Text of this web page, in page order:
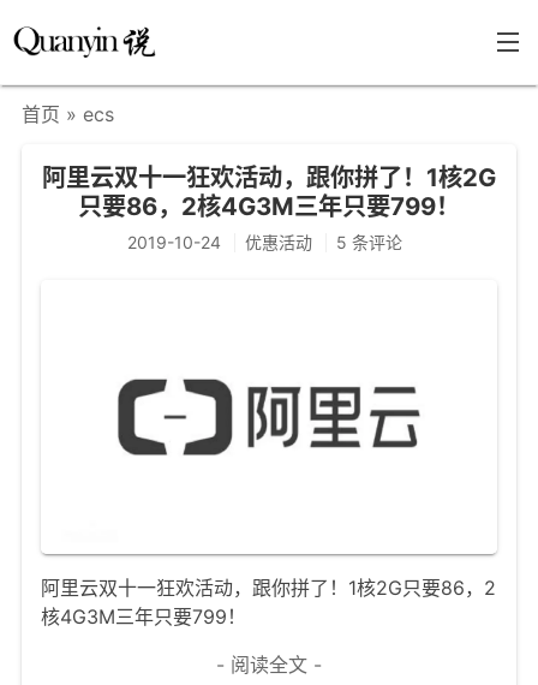
文章分类
瞎说杂谈
其他页面
谷歌站内搜索
留言板
首页 » ecs
阿里云双十一狂欢活动，跟你拼了！1核2G
只要86，2核4G3M三年只要799！
2019-10-24 优惠活动 5 条评论
阿里云双十一狂欢活动，跟你拼了！1核2G只要86，2
核4G3M三年只要799！
- 阅读全文 -